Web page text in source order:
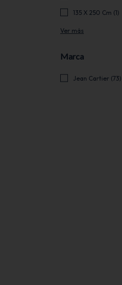
135 X 250 Cm (1)
Ver más
Marca
Jean Cartier (73)